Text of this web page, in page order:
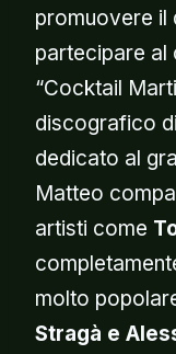
promuovere il
partecipare al
“Cocktail
discografico di
dedicato al
Matteo
artisti come
molto
Stragà e